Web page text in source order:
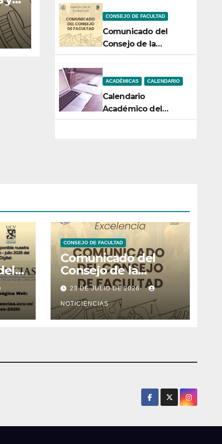
Noticiencias 2026
CONSEJO DE FACULTAD
Comunicado del
Consejo de la
ACADÉMICAS CALENDARIO
Calendario
Académico del
de
CONSEJO DE FACULTAD
Comunicado del
Consejo de la
Facultad de Ciencias
23 DE JULIO DE 2026
NOTICIENCIAS